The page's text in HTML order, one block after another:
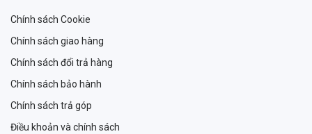
Chính sách Cookie
Chính sách giao hàng
Chính sách đổi trả hàng
Chính sách bảo hành
Chính sách trả góp
Điều khoản và chính sách